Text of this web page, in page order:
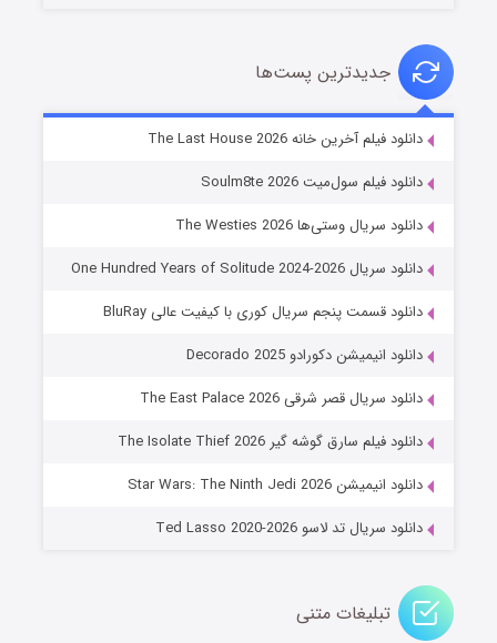
خاندان اژدها فصل ۳
جادوگری در مغولستان
قسمت۱۴ (زیرنویس) منتشر شد
جدیدترین پست‌ها
دانلود فیلم آخرین خانه The Last House 2026
دانلود فیلم سول‌میت Soulm8te 2026
دانلود سریال وستی‌ها The Westies 2026
دانلود سریال One Hundred Years of Solitude 2024-2026
دانلود قسمت پنجم سریال کوری با کیفیت عالی BluRay
دانلود انیمیشن دکورادو Decorado 2025
دانلود سریال قصر شرقی The East Palace 2026
دانلود فیلم سارق گوشه گیر The Isolate Thief 2026
دانلود انیمیشن Star Wars: The Ninth Jedi 2026
دانلود سریال تد لاسو Ted Lasso 2020-2026
تبلیغات متنی